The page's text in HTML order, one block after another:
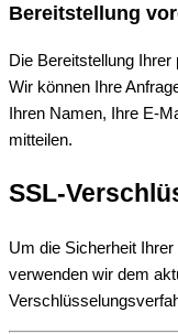
Bereitstellung
Die Bereitstellung
Wir können Ihre
Ihren Namen, Ihre E-
mitteilen.
SSL-
Um die Sicherheit
verwenden wir dem